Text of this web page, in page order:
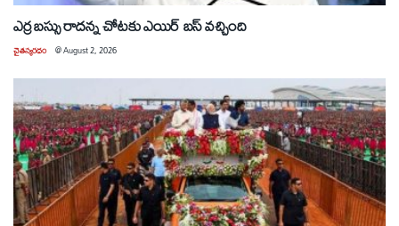
ఎర్ర బస్సు రాదన్న చోటకు ఎయిర్ బస్ వచ్చింది
చైతన్యరధం @August 2, 2026